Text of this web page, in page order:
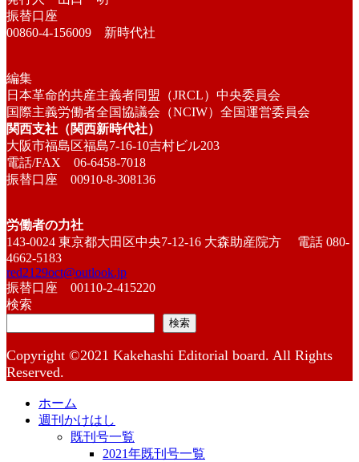
振替口座
00860-4-156009 新時代社
編集
日本革命的共産主義者同盟（JRCL）中央委員会
国際主義労働者全国協議会（NCIW）全国運営委員会
関西支社（関西新時代社）
大阪市福島区福島7-16-10吉村ビル203
電話/FAX 06-6458-7018
振替口座 00910-8-308136
労働者の力社
143-0024 東京都大田区中央7-12-16 大森助産院方 電話 080-
4662-5183
red2129oct@outlook.jp
振替口座 00110-2-415220
検索
検索
Copyright ©2021 Kakehashi Editorial board. All Rights
Reserved.
ホーム
週刊かけはし
既刊号一覧
2021年既刊号一覧